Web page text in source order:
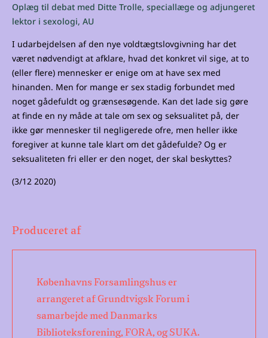
Oplæg til debat med Ditte Trolle, speciallæge og adjungeret
lektor i sexologi, AU
I udarbejdelsen af den nye voldtægtslovgivning har det
været nødvendigt at afklare, hvad det konkret vil sige, at to
(eller flere) mennesker er enige om at have sex med
hinanden. Men for mange er sex stadig forbundet med
noget gådefuldt og grænsesøgende. Kan det lade sig gøre
at finde en ny måde at tale om sex og seksualitet på, der
ikke gør mennesker til negligerede ofre, men heller ikke
foregiver at kunne tale klart om det gådefulde? Og er
seksualiteten fri eller er den noget, der skal beskyttes?
(3/12 2020)
Produceret af
Københavns Forsamlingshus er
arrangeret af Grundtvigsk Forum i
samarbejde med Danmarks
Biblioteksforening, FORA, og SUKA.